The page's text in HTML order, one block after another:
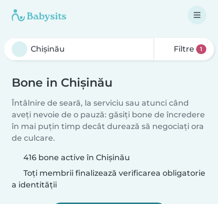
Filtre 1
Bone in Chișinău
Întâlnire de seară, la serviciu sau atunci când
aveți nevoie de o pauză: găsiți bone de încredere
în mai puțin timp decât durează să negociați ora
de culcare.
416 bone active în Chișinău
Toți membrii finalizează verificarea obligatorie
a identității